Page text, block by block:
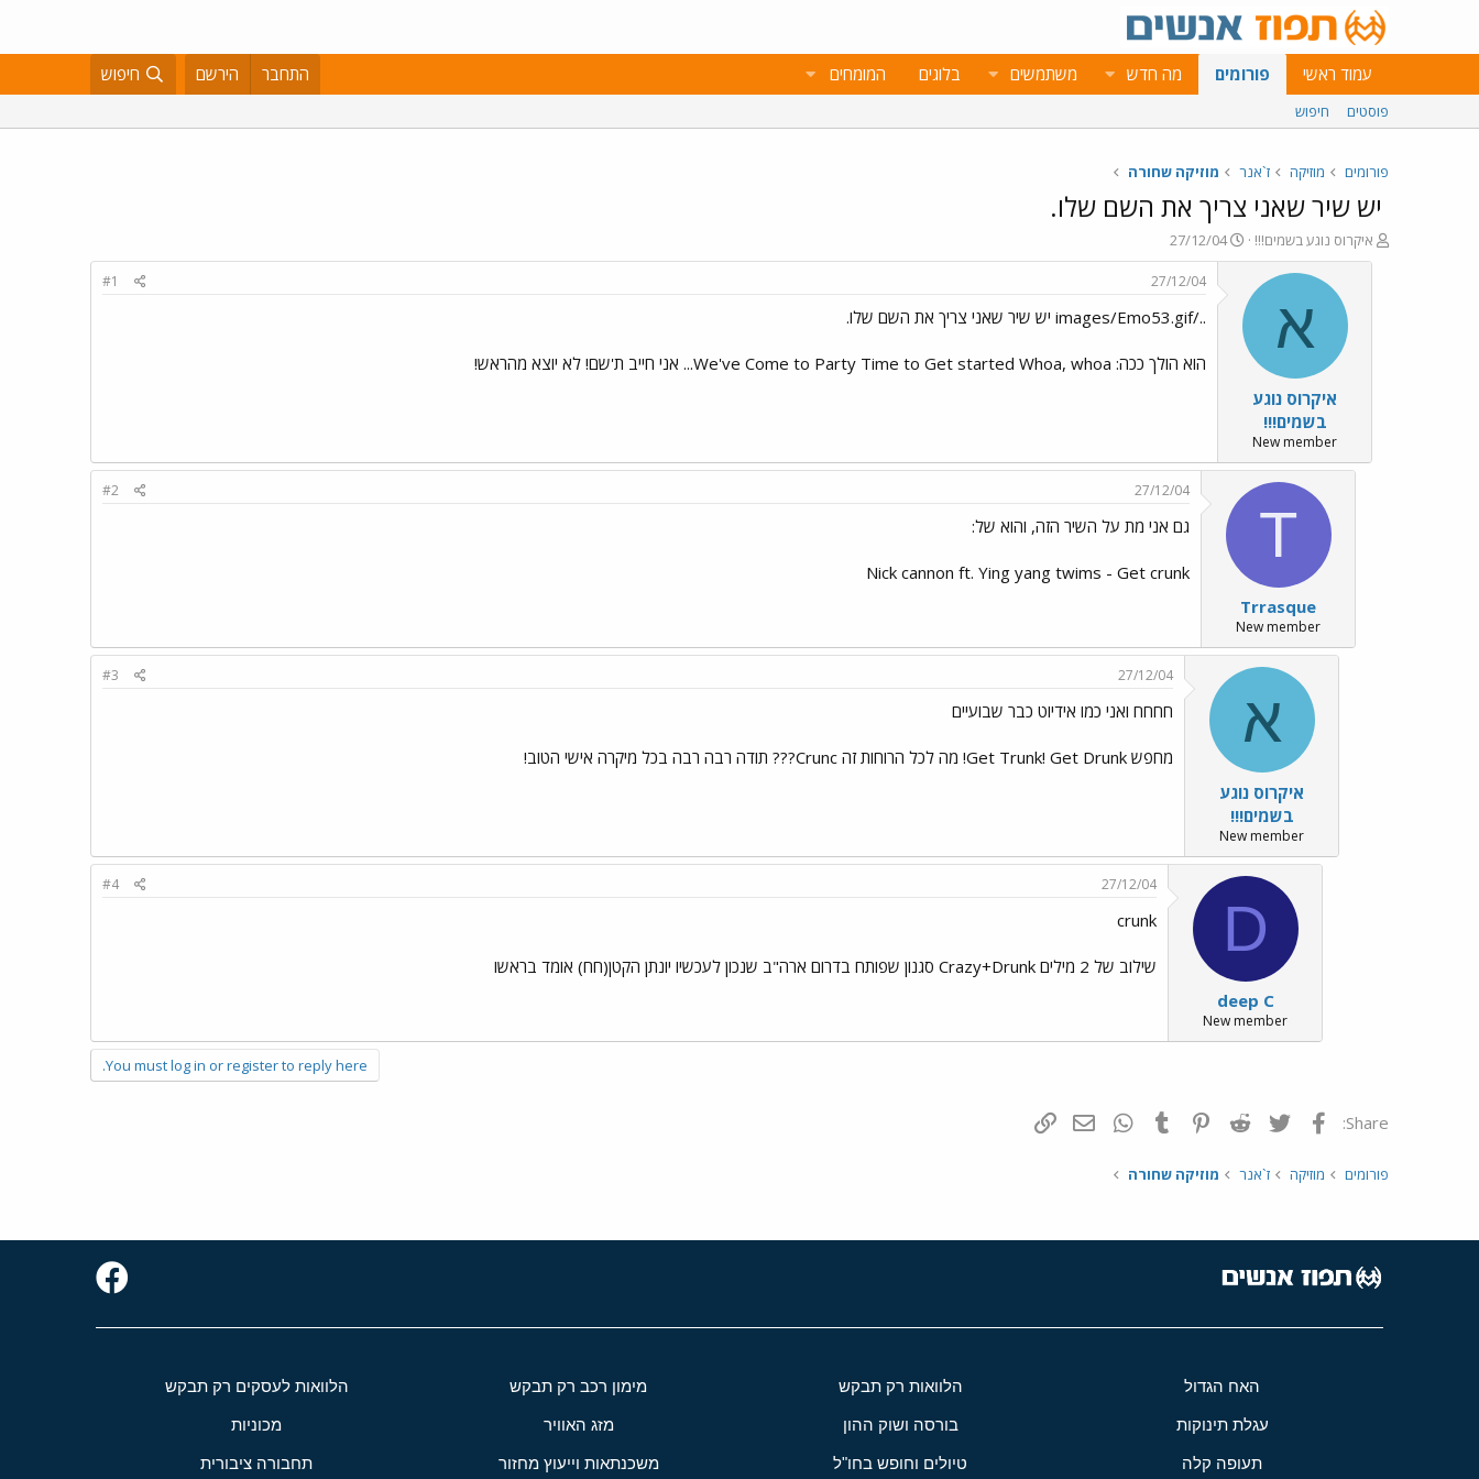
עמוד ראשי פורומים מה חדש משתמשים בלוגים המומחים התחבר הירשם חיפוש
פוסטים חיפוש
פורומים מוזיקה ז`אנר מוזיקה שחורה
יש שיר שאני צריך את השם שלו.
פ
ו
איקרוס נוגע בשמים!!!
פ
ו
ס
27/12/04
א
איקרוס נוגע
בשמים!!!
New member
27/12/04
#1
../images/Emo53.gif יש שיר שאני צריך את השם שלו.
הוא הולך ככה: We've Come to Party Time to Get started Whoa, whoa... אני חייב ת'שם! לא יוצא מהראש!
T
Trrasque
New member
27/12/04
#2
גם אני מת על השיר הזה, והוא של:
Nick cannon ft. Ying yang twims - Get crunk
א
איקרוס נוגע
בשמים!!!
New member
27/12/04
#3
חחחח ואני כמו אידיוט כבר שבועיים
מחפש Get Trunk! Get Drunk! מה לכל הרוחות זה Crunc??? תודה רבה רבה בכל מיקרה אישי הטוב!
D
deep C
New member
27/12/04
#4
crunk
שילוב של 2 מילים Crazy+Drunk סגנון שפותח בדרום ארה"ב שנכון לעכשיו יונתן הקטן(חח) אומד בראשו
You must log in or register to reply here.
Share: פייסבוק Twitter
Reddit
Pinterest
Tumblr
WhatsAppדואר אלקטרוני
פורומים מוזיקה ז`אנר מוזיקה שחורה
האח הגדול הלוואות רק תבקש מימון רכב רק תבקש הלוואות לעסקים רק תבקש
עגלת תינוקות בורסה ושוק ההון מזג האוויר מכוניות
תעופה קלה טיולים וחופש בחו"ל משכנתאות וייעוץ מחזור תחבורה ציבורית